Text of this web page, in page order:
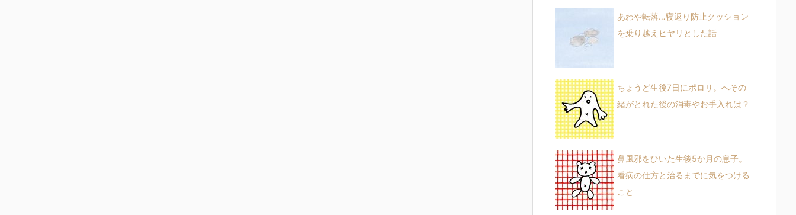
あわや転落…寝返り防止クッション
を乗り越えヒヤリとした話
ちょうど生後7日にポロリ。へその
緒がとれた後の消毒やお手入れは？
鼻風邪をひいた生後5か月の息子。
看病の仕方と治るまでに気をつける
こと